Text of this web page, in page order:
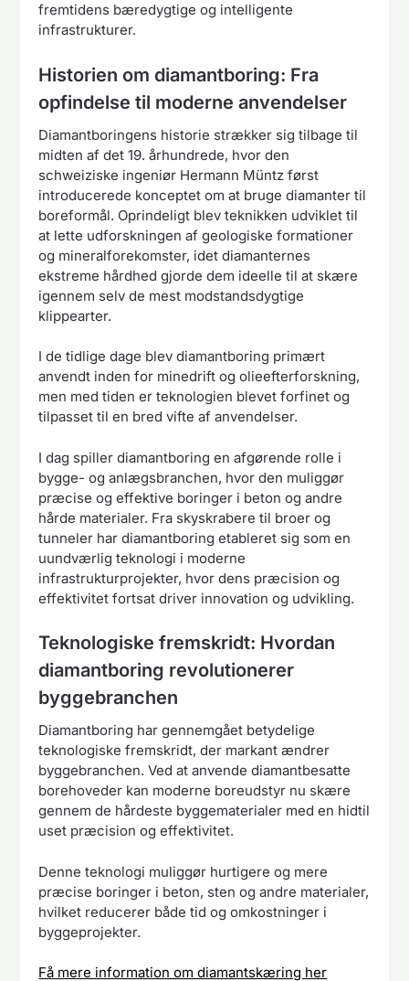
fremtidens bæredygtige og intelligente
infrastrukturer.
Historien om diamantboring: Fra
opfindelse til moderne anvendelser
Diamantboringens historie strækker sig tilbage til
midten af det 19. århundrede, hvor den
schweiziske ingeniør Hermann Müntz først
introducerede konceptet om at bruge diamanter til
boreformål. Oprindeligt blev teknikken udviklet til
at lette udforskningen af geologiske formationer
og mineralforekomster, idet diamanternes
ekstreme hårdhed gjorde dem ideelle til at skære
igennem selv de mest modstandsdygtige
klippearter.
I de tidlige dage blev diamantboring primært
anvendt inden for minedrift og olieefterforskning,
men med tiden er teknologien blevet forfinet og
tilpasset til en bred vifte af anvendelser.
I dag spiller diamantboring en afgørende rolle i
bygge- og anlægsbranchen, hvor den muliggør
præcise og effektive boringer i beton og andre
hårde materialer. Fra skyskrabere til broer og
tunneler har diamantboring etableret sig som en
uundværlig teknologi i moderne
infrastrukturprojekter, hvor dens præcision og
effektivitet fortsat driver innovation og udvikling.
Teknologiske fremskridt: Hvordan
diamantboring revolutionerer
byggebranchen
Diamantboring har gennemgået betydelige
teknologiske fremskridt, der markant ændrer
byggebranchen. Ved at anvende diamantbesatte
borehoveder kan moderne boreudstyr nu skære
gennem de hårdeste byggematerialer med en hidtil
uset præcision og effektivitet.
Denne teknologi muliggør hurtigere og mere
præcise boringer i beton, sten og andre materialer,
hvilket reducerer både tid og omkostninger i
byggeprojekter.
Få mere information om diamantskæring her